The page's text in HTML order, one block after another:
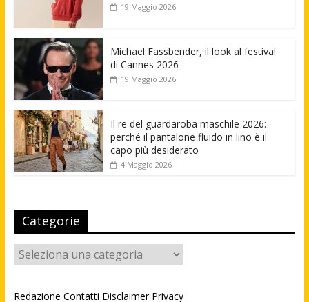
19 Maggio 2026
Michael Fassbender, il look al festival
di Cannes 2026
19 Maggio 2026
Il re del guardaroba maschile 2026:
perché il pantalone fluido in lino è il
capo più desiderato
4 Maggio 2026
Categorie
Categorie
Redazione Contatti Disclaimer Privacy